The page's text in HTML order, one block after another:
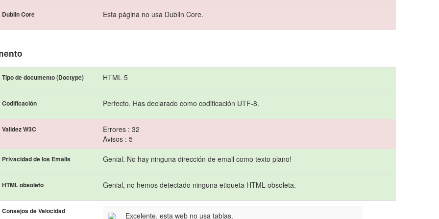
Dublin Core Esta página no usa Dublin Core.
Tipo de documento (Doctype) HTML 5
Codificación Perfecto. Has declarado como codificación UTF-8.
Validez W3C
Errores : 32
Avisos : 5
Privacidad de los Emails Genial. No hay ninguna dirección de email como texto plano!
HTML obsoleto Genial, no hemos detectado ninguna etiqueta HTML obsoleta.
Consejos de Velocidad Excelente, esta web no usa tablas.